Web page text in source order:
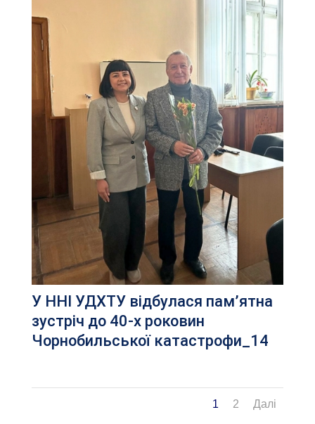
У ННІ УДХТУ відбулася пам’ятна
зустріч до 40-х роковин
Чорнобильської катастрофи_14
1 2 Далі